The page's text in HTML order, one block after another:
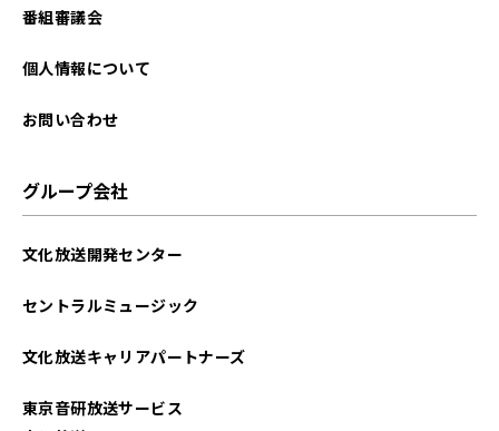
番組審議会
個人情報について
お問い合わせ
グループ会社
文化放送開発センター
セントラルミュージック
文化放送キャリアパートナーズ
東京音研放送サービス